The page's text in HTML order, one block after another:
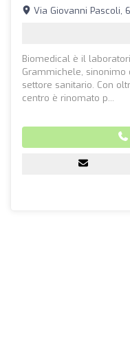
Via Giovanni Pascoli,
Biomedical è il
Grammichele,
settore sanitario. Con
centro è rinomato p...